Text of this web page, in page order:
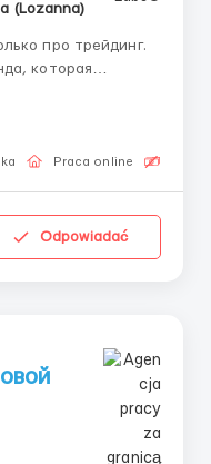
(Lozanna)
про трейдинг.
которая
Трейдеры
операционные
Praca online
Odpowiadać